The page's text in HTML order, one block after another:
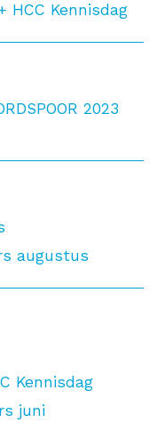
HCC Kennisdag
2023
augustus
Kennisdag
juni